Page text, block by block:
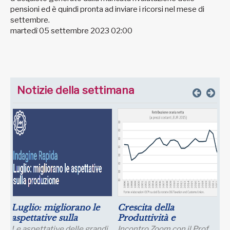
pensioni ed è quindi pronta ad inviare i ricorsi nel mese di
settembre.
martedì 05 settembre 2023 02:00
Notizie della settimana
Luglio: migliorano le
aspettative sulla
produzione
Crescita della
Produttività e
Prospettive Salariali